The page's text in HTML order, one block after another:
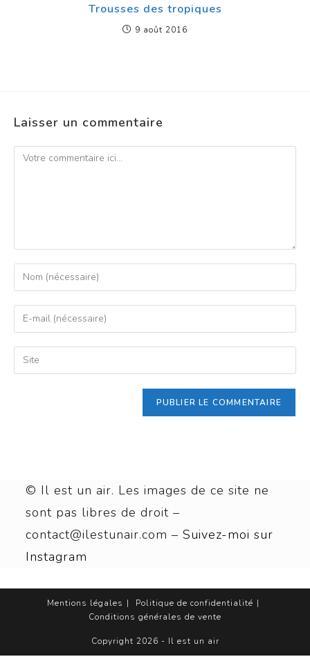
Trousses des tropiques
9 août 2016
Laisser un commentaire
© Il est un air. Les images de ce site ne
sont pas libres de droit –
contact@ilestunair.com –Suivez-moi sur
Instagram
Mentions légales
Politique de confidentialité
Conditions générales de vente
Copyright 2026 - Il est un air